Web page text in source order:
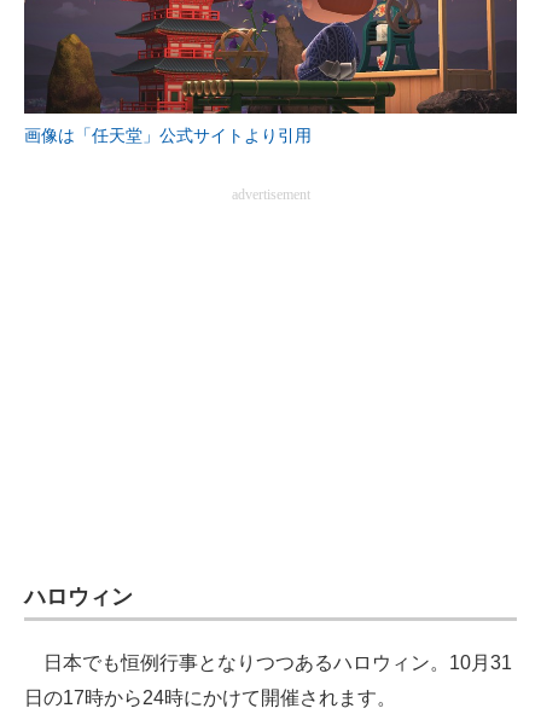
画像は「任天堂」公式サイトより引用
advertisement
ハロウィン
日本でも恒例行事となりつつあるハロウィン。10月31
日の17時から24時にかけて開催されます。